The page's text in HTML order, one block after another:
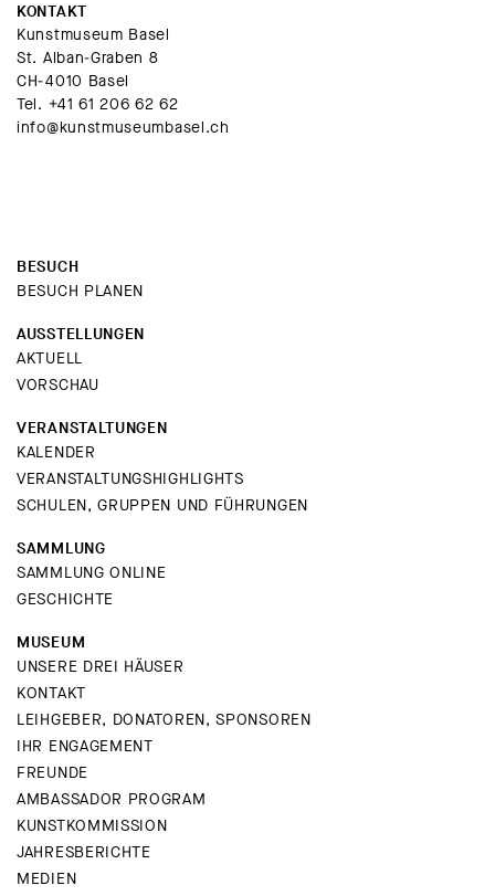
KONTAKT
Kunstmuseum Basel
St. Alban-Graben 8
CH-4010 Basel
Tel. +41 61 206 62 62
info@kunstmuseumbasel.ch
BESUCH
BESUCH PLANEN
AUSSTELLUNGEN
AKTUELL
VORSCHAU
VERANSTALTUNGEN
KALENDER
VERANSTALTUNGSHIGHLIGHTS
SCHULEN, GRUPPEN UND FÜHRUNGEN
SAMMLUNG
SAMMLUNG ONLINE
GESCHICHTE
MUSEUM
UNSERE DREI HÄUSER
KONTAKT
LEIHGEBER, DONATOREN, SPONSOREN
IHR ENGAGEMENT
FREUNDE
AMBASSADOR PROGRAM
KUNSTKOMMISSION
JAHRESBERICHTE
MEDIEN